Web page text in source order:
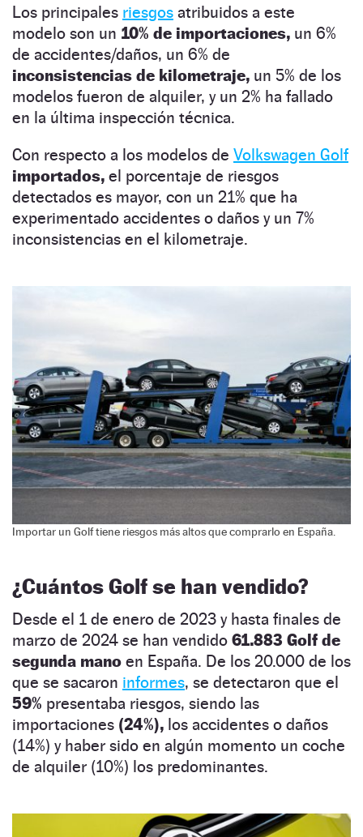
Los principales riesgos atribuidos a este
modelo son un 10% de importaciones, un 6%
de accidentes/daños, un 6% de
inconsistencias de kilometraje, un 5% de los
modelos fueron de alquiler, y un 2% ha fallado
en la última inspección técnica.
Con respecto a los modelos de Volkswagen Golf
importados, el porcentaje de riesgos
detectados es mayor, con un 21% que ha
experimentado accidentes o daños y un 7%
inconsistencias en el kilometraje.
Importar un Golf tiene riesgos más altos que comprarlo en España.
¿Cuántos Golf se han vendido?
Desde el 1 de enero de 2023 y hasta finales de
marzo de 2024 se han vendido 61.883 Golf de
segunda mano en España. De los 20.000 de los
que se sacaron informes, se detectaron que el
59% presentaba riesgos, siendo las
importaciones (24%), los accidentes o daños
(14%) y haber sido en algún momento un coche
de alquiler (10%) los predominantes.